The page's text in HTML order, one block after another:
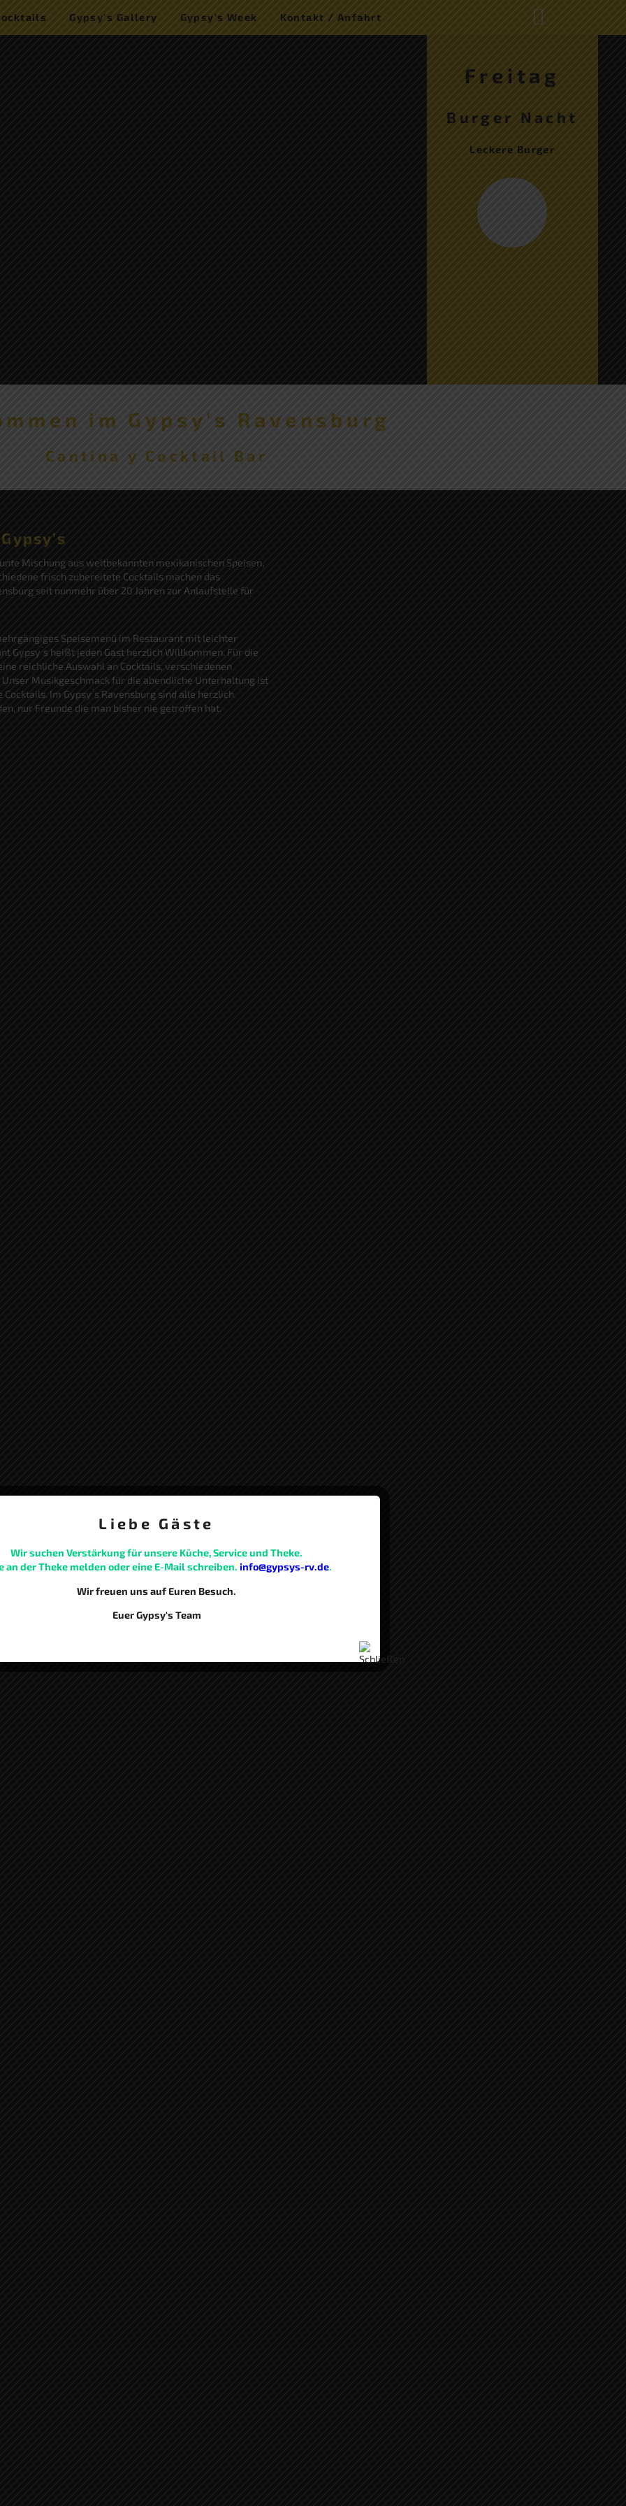
Gypsy’s Gallery Gypsy’s Week Kontakt / Anfahrt
Freitag
Burger Nacht
Leckere Burger
im Gypsy’s Ravensburg
Cantina y Cocktail Bar
Mischung aus weltbekannten mexikanischen Speisen,
frisch zubereitete Cocktails machen das
seit nunmehr über 20 Jahren zur Anlaufstelle für
Speisemenü im Restaurant mit leichter
Gypsy ́s heißt jeden Gast herzlich Willkommen. Für die
reichliche Auswahl an Cocktails, verschiedenen
Musikgeschmack für die abendliche Unterhaltung ist
Im Gypsy ́s Ravensburg sind alle herzlich
nur Freunde die man bisher nie getroffen hat.
Liebe Gäste
Wir suchen Verstärkung für unsere Küche, Service und Theke.
an der Theke melden oder eine E-Mail schreiben. info@gypsys-rv.de.
Wir freuen uns auf Euren Besuch.
Euer Gypsy's Team